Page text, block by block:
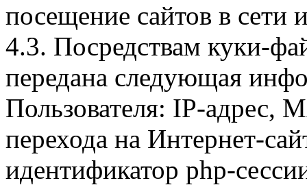
посещение сайтов в сети
4.3. Посредствам куки-
передана следующая
Пользователя: IP-адрес,
перехода на Интернет-
идентификатор php-